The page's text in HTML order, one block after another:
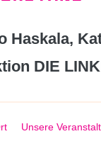
DIE
Unsere